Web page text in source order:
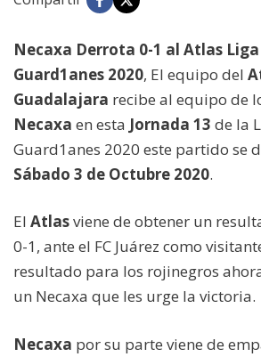
Necaxa Derrota 0-1 al Atlas
Guard1anes 2020, El equipo del
Guadalajara recibe al equipo de
Necaxa en esta Jornada 13 de la
Guard1anes 2020 este partido se
Sábado 3 de Octubre 2020.
El Atlasviene de obtener un
0-1, ante el FC Juárez como
resultado para los rojinegros
un Necaxa que les urge la victoria.
Necaxa por su parte viene de